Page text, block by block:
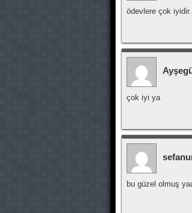
ödevlere çok
çok iyi ya
bu güzel olmuş